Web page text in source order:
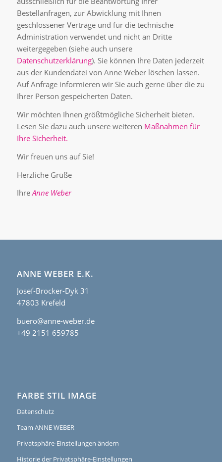
Bestellanfragen, zur Abwicklung mit Ihnen
geschlossener Verträge und für die technische
Administration verwendet und nicht an Dritte
weitergegeben (siehe auch unsere
Datenschutzerklärung). Sie können Ihre Daten jederzeit
aus der Kundendatei von Anne Weber löschen lassen.
Auf Anfrage informieren wir Sie auch gerne über die zu
Ihrer Person gespeicherten Daten.
Wir möchten Ihnen größtmögliche Sicherheit bieten.
Lesen Sie dazu auch unsere weiteren Maßnahmen für
Ihre Sicherheit.
Wir freuen uns auf Sie!
Herzliche Grüße
IhreAnne Weber
ANNE WEBER E.K.
Josef-Brocker-Dyk 31
47803 Krefeld
buero@anne-weber.de
+49 2151 659785
FARBE STIL IMAGE
Datenschutz
Team ANNE WEBER
Privatsphäre-Einstellungen ändern
Historie der Privatsphäre-Einstellungen